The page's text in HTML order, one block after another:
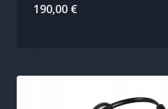
190,00 €